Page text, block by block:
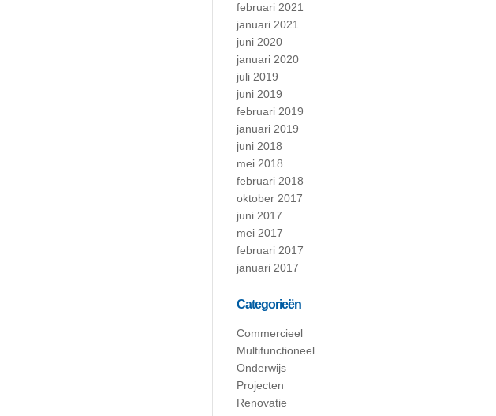
februari 2021
januari 2021
juni 2020
januari 2020
juli 2019
juni 2019
februari 2019
januari 2019
juni 2018
mei 2018
februari 2018
oktober 2017
juni 2017
mei 2017
februari 2017
januari 2017
Categorieën
Commercieel
Multifunctioneel
Onderwijs
Projecten
Renovatie